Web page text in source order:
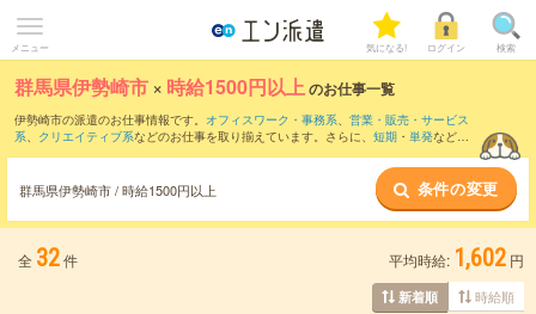
メニュー 気になる! ログイン 検索
群馬県伊勢崎市 × 時給1500円以上のお仕事一覧
伊勢崎市の派遣のお仕事情報です。 オフィスワーク・事務系、 営業・販売・サービス
系、 クリエイティブ系などのお仕事を取り揃えています。さらに、 短期 ・ 単発などの
群馬県伊勢崎市 / 時給1500円以上 条件の変更
全 32件 平均時給: 1,602 円
新着順 時給順